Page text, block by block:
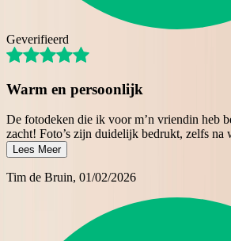
Geverifieerd
Warm en persoonlijk
De fotodeken die ik voor m’n vriendin heb
zacht! Foto’s zijn duidelijk bedrukt, zelfs na
Lees Meer
Tim de Bruin, 01/02/2026